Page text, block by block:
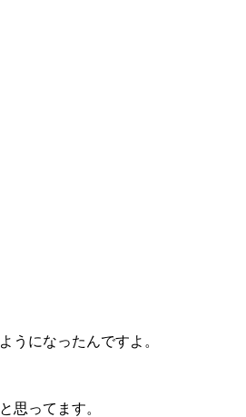
うになったんですよ。
思ってます。